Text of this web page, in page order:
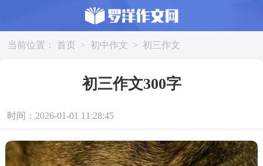
当前位置： 首页 > 初中作文 > 初三作文
初三作文300字
时间：2026-01-01 11:28:45